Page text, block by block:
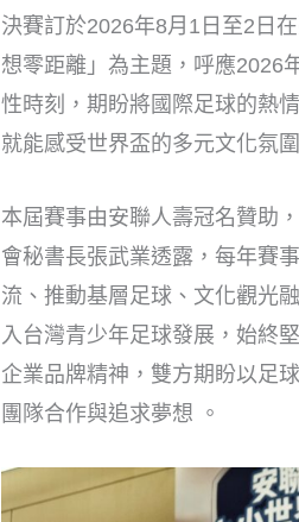
決賽訂於2026年8月1日至2日
想零距離」為主題，呼應2026
性時刻，期盼將國際足球的熱
就能感受世界盃的多元文化氛
本屆賽事由安聯人壽冠名贊助
會秘書長張武業透露，每年賽
流、推動基層足球、文化觀光
入台灣青少年足球發展，始終
企業品牌精神，雙方期盼以足
團隊合作與追求夢想 。